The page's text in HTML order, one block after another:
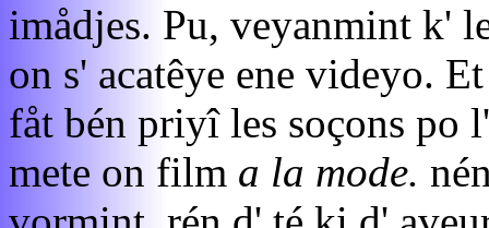
imådjes. Pu, veyanmint k'
on s' acatêye ene videyo.
fåt bén priyî les soçons po
mete on film a la mode.